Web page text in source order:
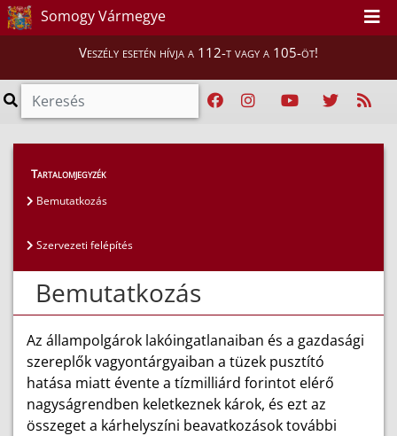
Somogy Vármegye
Veszély esetén hívja a 112-t vagy a 105-öt!
Magunkról
Somogy Megyei Tűzmegelőzési Bizottság
Tartalomjegyzék
Bemutatkozás
Szervezeti felépítés
Bemutatkozás
Az állampolgárok lakóingatlanaiban és a gazdasági
szereplők vagyontárgyaiban a tüzek pusztító
hatása miatt évente a tízmilliárd forintot elérő
nagyságrendben keletkeznek károk, és ezt az
összeget a kárhelyszíni beavatkozások további